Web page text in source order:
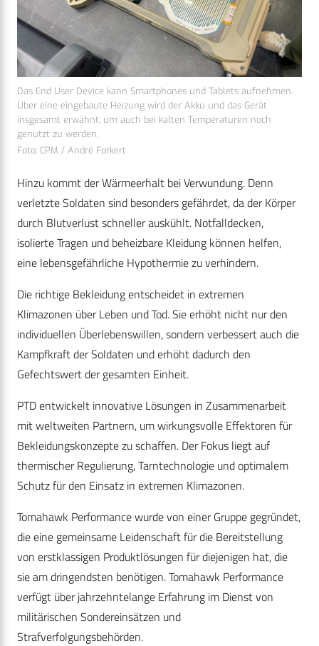
Das End User Device kann Smartphones und Tablets aufnehmen.
Über eine eingebaute Heizung wird der Akku und das Gerät
insgesamt erwähnt, um auch bei kalten Temperaturen noch
genutzt zu werden.
Foto: CPM / André Forkert
Hinzu kommt der Wärmeerhalt bei Verwundung. Denn
verletzte Soldaten sind besonders gefährdet, da der Körper
durch Blutverlust schneller auskühlt. Notfalldecken,
isolierte Tragen und beheizbare Kleidung können helfen,
eine lebensgefährliche Hypothermie zu verhindern.
Die richtige Bekleidung entscheidet in extremen
Klimazonen über Leben und Tod. Sie erhöht nicht nur den
individuellen Überlebenswillen, sondern verbessert auch die
Kampfkraft der Soldaten und erhöht dadurch den
Gefechtswert der gesamten Einheit.
PTD entwickelt innovative Lösungen in Zusammenarbeit
mit weltweiten Partnern, um wirkungsvolle Effektoren für
Bekleidungskonzepte zu schaffen. Der Fokus liegt auf
thermischer Regulierung, Tarntechnologie und optimalem
Schutz für den Einsatz in extremen Klimazonen.
Tomahawk Performance wurde von einer Gruppe gegründet,
die eine gemeinsame Leidenschaft für die Bereitstellung
von erstklassigen Produktlösungen für diejenigen hat, die
sie am dringendsten benötigen. Tomahawk Performance
verfügt über jahrzehntelange Erfahrung im Dienst von
militärischen Sondereinsätzen und
Strafverfolgungsbehörden.